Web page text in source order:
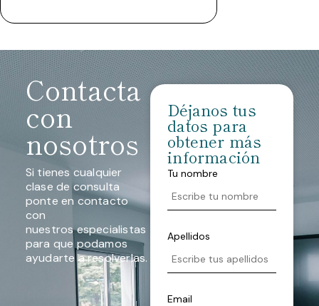
Contacta
con
nosotros
Si tienes cualquier
clase de consulta
ponte en contacto
con
nuestros especialistas
para que podamos
ayudarte a resolverlas.
Déjanos tus
datos para
obtener más
información
Tu nombre
Apellidos
Email